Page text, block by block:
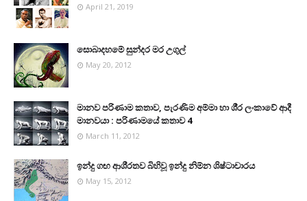
April 21, 2019
සොබාදහමේ සුන්දර මර උගුල්
May 20, 2012
මානව පරිණාම කතාව, පැරණිම අම්මා හා ශී‍්‍ර ලංකාවේ ආදී
මානවයා : පරිණාමයේ කතාව 4
March 11, 2012
ඉන්දු ගඟ ආශි‍්‍රතව බිහිවූ ඉන්දු නිම්න ශිෂ්ටාචාරය
May 15, 2012